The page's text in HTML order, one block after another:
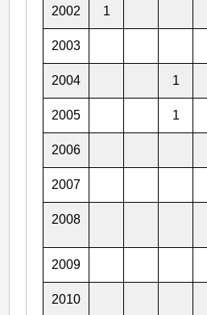
2002 1
2003
2004 1
2005 1
2006
2007
2008
2009
2010